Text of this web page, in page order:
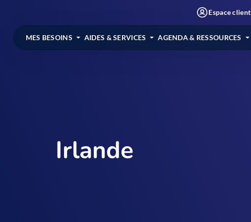
Espace client
MES BESOINS AIDES & SERVICES AGENDA & RESSOURCES
Irlande